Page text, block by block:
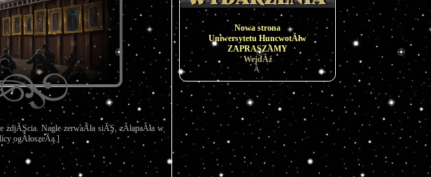
Nagle zerwaÂła siĂŞ, zÂłapaÂła w
ogÂłoszeĂą.]
Nowa strona
Uniwersytetu HuncwotĂłw
ZAPRASZAMY
WejdÂź
Â